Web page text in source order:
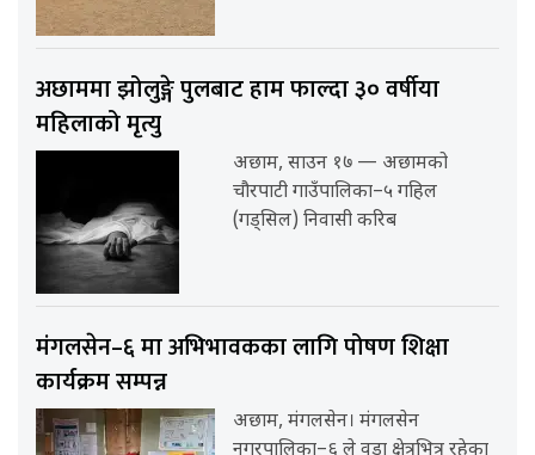
अछाममा झोलुङ्गे पुलबाट हाम फाल्दा ३० वर्षीया
महिलाको मृत्यु
अछाम, साउन १७ — अछामको
चौरपाटी गाउँपालिका–५ गहिल
(गड्सिल) निवासी करिब
मंगलसेन–६ मा अभिभावकका लागि पोषण शिक्षा
कार्यक्रम सम्पन्न
अछाम, मंगलसेन। मंगलसेन